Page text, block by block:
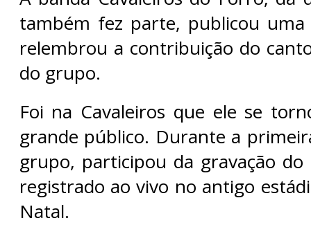
também fez parte, publicou
relembrou a contribuição do
do grupo.
Foi na Cavaleiros que ele se
grande público. Durante a
grupo, participou da gravação do
registrado ao vivo no antigo
Natal.